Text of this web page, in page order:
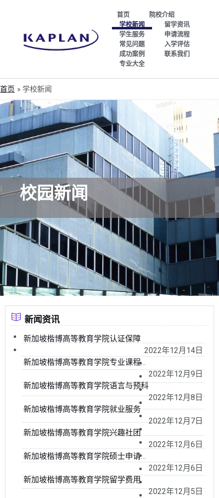
首页
院校介绍
学校新闻
留学资讯
学生服务
申请流程
常见问题
入学评估
成功案例
联系我们
专业大全
首页 学校新闻
校园新闻
新闻资讯
新加坡楷博高等教育学院认证保障
2022年12月14日
新加坡楷博高等教育学院专业课程证书
2022年12月9日
新加坡楷博高等教育学院语言与预科
2022年12月8日
新加坡楷博高等教育学院就业服务
2022年12月7日
新加坡楷博高等教育学院兴趣社团
2022年12月6日
新加坡楷博高等教育学院硕士申请条件
2022年12月6日
新加坡楷博高等教育学院留学费用
2022年12月5日